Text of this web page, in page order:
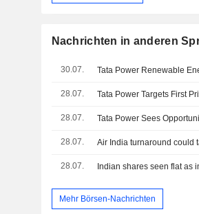
Nachrichten in anderen
30.07.
28.07. Tata Power Targets First
28.07. Tata Power Sees
28.07. Air India turnaround could
28.07.
Mehr Börsen-Nachrichten